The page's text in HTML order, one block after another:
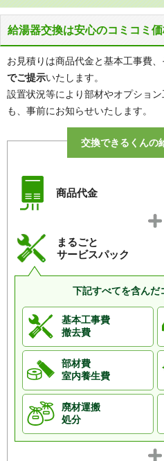
ナ行
仲井、中大流、中椎田
切、長峰三ノ切、長峰
ハ行
白山町、花狭間、原松
広目、古道、古道東割
マ行
港町、南古千代、南蛇
西町
矢田、山方町、大和町
りんくう町
ワ行
給湯器交換は安心のコミコミ価
お見積りは商品代金と基本工事費
でご提示いたします。
設置状況等により部材やオプショ
も、事前にお知らせいたします。
交換できるくんの
商品代金
まるごと
サービスパック
下記すべてを含んだ
基本工事費
撤去費
部材費
室内養生費
廃材運搬
処分